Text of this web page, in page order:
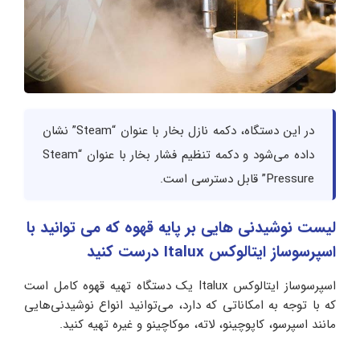
در این دستگاه، دکمه نازل بخار با عنوان “Steam” نشان
داده می‌شود و دکمه تنظیم فشار بخار با عنوان “Steam
Pressure” قابل دسترسی است.
لیست نوشیدنی هایی بر پایه قهوه که می توانید با
اسپرسوساز ایتالوکس Italux درست کنید
اسپرسوساز ایتالوکس Italux یک دستگاه تهیه قهوه کامل است
که با توجه به امکاناتی که دارد، می‌توانید انواع نوشیدنی‌هایی
مانند اسپرسو، کاپوچینو، لاته، موکاچینو و غیره تهیه کنید.